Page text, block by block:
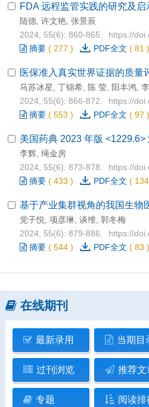
FDA 远程监管实践的研究及启
陆德, 许文艳, 张景辰
2024, 55(6): 860-865.
https://
摘要 ( 277 ) PDF全文 ( 81 )
医保准入真实世界证据的质量
马苏冰星, 丁锦希, 陈 莹, 阳丰鸿,
2024, 55(6): 866-872.
https://
摘要 ( 553 ) PDF全文 ( 97 )
美国药典 2023 年版
李辉, 绳金房
2024, 55(6): 873-878.
https://
摘要 ( 433 ) PDF全文 ( 134
基于产业集群视角的我国生物
党子悦, 项彦琳, 谈维, 郭冬梅
2024, 55(6): 879-886.
https://
摘要 ( 544 ) PDF全文 ( 83 )
在线期刊
最新录用 当期目
过刊浏览 推荐文
专题 阅读排